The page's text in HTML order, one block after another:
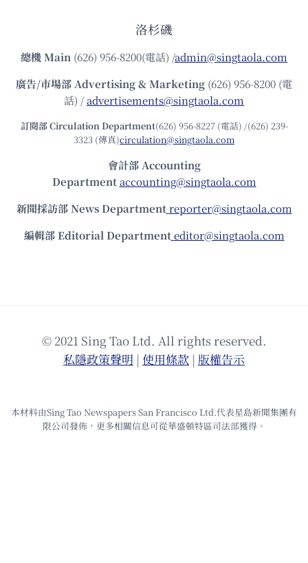
洛杉磯
總機Main (626) 956-8200(電話) /admin@singtaola.com
廣告/市場部Advertising & Marketing (626) 956-8200 (電
話) /advertisements@singtaola.com
訂閱部 Circulation Department(626) 956-8227 (電話) /(626) 239-
3323 (傳真)circulation@singtaola.com
會計部 Accounting
Department accounting@singtaola.com
新聞採訪部 News Department reporter@singtaola.com
編輯部 Editorial Department editor@singtaola.com
© 2021 Sing Tao Ltd. All rights reserved.
私隱政策聲明 | 使⽤條款 | 版權告⽰
本材料由Sing Tao Newspapers San Francisco Ltd.代表星島新聞集團有
限公司發佈，更多相關信息可從華盛頓特區司法部獲得。